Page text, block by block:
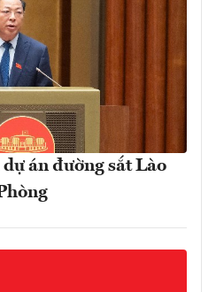
án đường sắt Lào